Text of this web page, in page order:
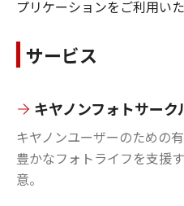
プリケーションをご利用いた
サービス
キヤノンフォトサーク
キヤノンユーザーのための
豊かなフォトライフを支援
意。